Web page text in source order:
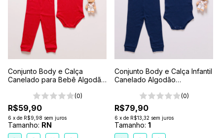
Conjunto Body e Calça
Canelado para Bebê Algodão
(0)
R$59,90
6 x de R$9,98 sem juros
Tamanho: RN
Conjunto Body e Calça Infantil
Canelado Algodão
Marinho
(0)
R$79,90
6 x de R$13,32 sem juros
Tamanho: 1